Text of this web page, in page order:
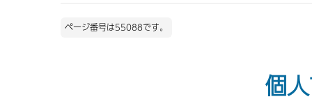
ページ番号は55088です。
個